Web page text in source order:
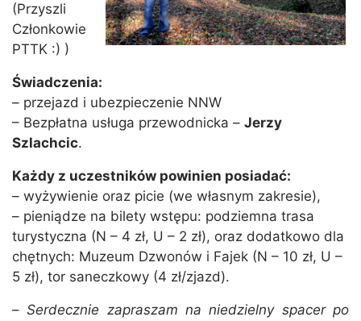
(Przyszli
Członkowie
PTTK :) )
Świadczenia:
– przejazd i ubezpieczenie NNW
– Bezpłatna usługa przewodnicka – Jerzy
Szlachcic.
Każdy z uczestników powinien posiadać:
– wyżywienie oraz picie (we własnym zakresie),
– pieniądze na bilety wstępu: podziemna trasa
turystyczna (N – 4 zł, U – 2 zł), oraz dodatkowo dla
chętnych: Muzeum Dzwonów i Fajek (N – 10 zł, U –
5 zł), tor saneczkowy (4 zł/zjazd).
–Serdecznie zapraszam na niedzielny spacer po